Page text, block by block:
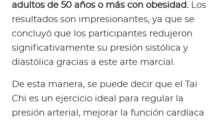
adultos de 50 años o más con obesidad. Los
resultados son impresionantes, ya que se
concluyó que los participantes redujeron
significativamente su presión sistólica y
diastólica gracias a este arte marcial.
De esta manera, se puede decir que el Tai
Chi es un ejercicio ideal para regular la
presión arterial, mejorar la función cardíaca